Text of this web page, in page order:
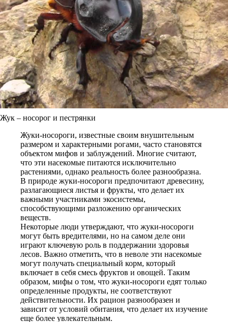
Жук – носорог и пестрянки
Жуки-носороги, известные своим внушительным
размером и характерными рогами, часто становятся
объектом мифов и заблуждений. Многие считают,
что эти насекомые питаются исключительно
растениями, однако реальность более разнообразна.
В природе жуки-носороги предпочитают древесину,
разлагающиеся листья и фрукты, что делает их
важными участниками экосистемы,
способствующими разложению органических
веществ.
Некоторые люди утверждают, что жуки-носороги
могут быть вредителями, но на самом деле они
играют ключевую роль в поддержании здоровья
лесов. Важно отметить, что в неволе эти насекомые
могут получать специальный корм, который
включает в себя смесь фруктов и овощей. Таким
образом, мифы о том, что жуки-носороги едят только
определенные продукты, не соответствуют
действительности. Их рацион разнообразен и
зависит от условий обитания, что делает их изучение
еще более увлекательным.